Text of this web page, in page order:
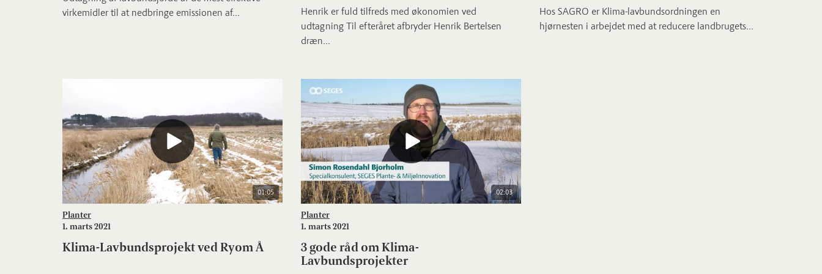
virkemidler til at nedbringe emissionen af...
Henrik er fuld tilfreds med økonomien ved
udtagning Til efteråret afbryder Henrik Bertelsen
dræn...
Hos SAGRO er Klima-lavbundsordningen en
hjørnesten i arbejdet med at reducere landbrugets...
01:05
Planter
1. marts 2021
Klima-Lavbundsprojekt ved Ryom Å
02:03
Planter
1. marts 2021
3 gode råd om Klima-
Lavbundsprojekter